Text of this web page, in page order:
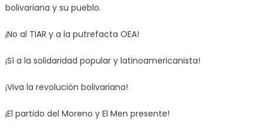
bolivariana y su pueblo.
¡No al TIAR y a la putrefacta OEA!
¡Sí a la solidaridad popular y latinoamericanista!
¡Viva la revolución bolivariana!
¡El partido del Moreno y El Men presente!